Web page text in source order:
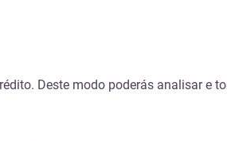
Deste modo poderás analisar e